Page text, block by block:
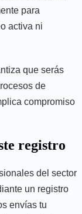
para
activa ni
que serás
de
compromiso
registro
del sector
un registro
envías tu